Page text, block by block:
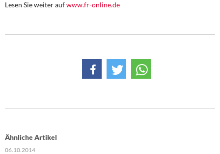
Institut Solidarische Moderne
Kontakt
Lesen Sie weiter aufwww.fr-online.de
Ähnliche Artikel
06.10.2014